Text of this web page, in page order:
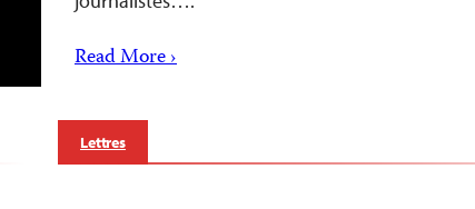
Read More ›
Lettres